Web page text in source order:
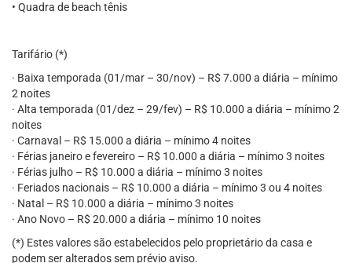
• Quadra de beach tênis
Tarifário (*)
· Baixa temporada (01/mar – 30/nov) – R$ 7.000 a diária – mínimo
2 noites
· Alta temporada (01/dez – 29/fev) – R$ 10.000 a diária – mínimo 2
noites
· Carnaval – R$ 15.000 a diária – mínimo 4 noites
· Férias janeiro e fevereiro – R$ 10.000 a diária – mínimo 3 noites
· Férias julho – R$ 10.000 a diária – mínimo 3 noites
· Feriados nacionais – R$ 10.000 a diária – mínimo 3 ou 4 noites
· Natal – R$ 10.000 a diária – mínimo 3 noites
· Ano Novo – R$ 20.000 a diária – mínimo 10 noites
(*) Estes valores são estabelecidos pelo proprietário da casa e
podem ser alterados sem prévio aviso.